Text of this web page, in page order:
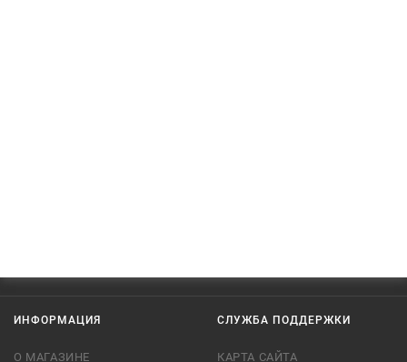
ИНФОРМАЦИЯ
О МАГАЗИНЕ
СЛУЖБА ПОДДЕРЖКИ
КАРТА САЙТА